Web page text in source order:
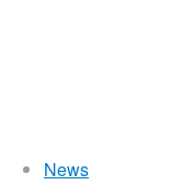
News